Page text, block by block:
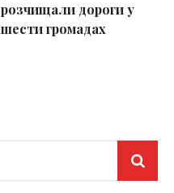
розчищали дороги у
шести громадах